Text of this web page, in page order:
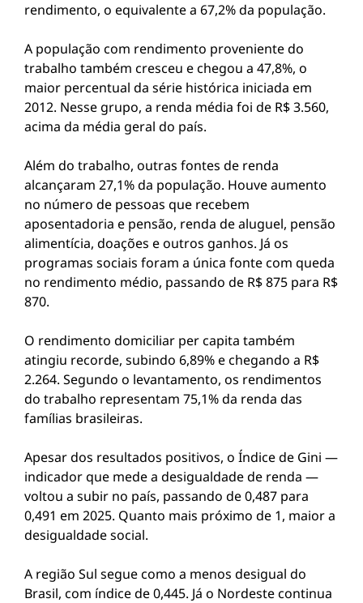
rendimento, o equivalente a 67,2% da população.
A população com rendimento proveniente do
trabalho também cresceu e chegou a 47,8%, o
maior percentual da série histórica iniciada em
2012. Nesse grupo, a renda média foi de R$ 3.560,
acima da média geral do país.
Além do trabalho, outras fontes de renda
alcançaram 27,1% da população. Houve aumento
no número de pessoas que recebem
aposentadoria e pensão, renda de aluguel, pensão
alimentícia, doações e outros ganhos. Já os
programas sociais foram a única fonte com queda
no rendimento médio, passando de R$ 875 para R$
870.
O rendimento domiciliar per capita também
atingiu recorde, subindo 6,89% e chegando a R$
2.264. Segundo o levantamento, os rendimentos
do trabalho representam 75,1% da renda das
famílias brasileiras.
Apesar dos resultados positivos, o Índice de Gini —
indicador que mede a desigualdade de renda —
voltou a subir no país, passando de 0,487 para
0,491 em 2025. Quanto mais próximo de 1, maior a
desigualdade social.
A região Sul segue como a menos desigual do
Brasil, com índice de 0,445. Já o Nordeste continua